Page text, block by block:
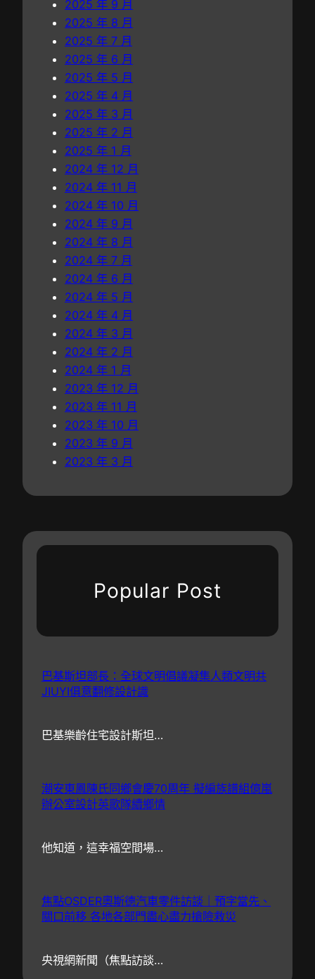
2025 年 9 月
2025 年 8 月
2025 年 7 月
2025 年 6 月
2025 年 5 月
2025 年 4 月
2025 年 3 月
2025 年 2 月
2025 年 1 月
2024 年 12 月
2024 年 11 月
2024 年 10 月
2024 年 9 月
2024 年 8 月
2024 年 7 月
2024 年 6 月
2024 年 5 月
2024 年 4 月
2024 年 3 月
2024 年 2 月
2024 年 1 月
2023 年 12 月
2023 年 11 月
2023 年 10 月
2023 年 9 月
2023 年 3 月
Popular Post
巴基斯坦部長：全球文明倡議凝集人類文明共
JIUYI俱意翻修設計識
巴基樂齡住宅設計斯坦…
潮安東鳳陳氏同鄉會慶70周年 擬編族譜組億嵐
辦公室設計英歌隊續鄉情
他知道，這幸福空間場…
焦點OSDER奧斯德汽車零件訪談｜預字當先、
關口前移 各地各部門盡心盡力搶險救災
央視網新聞（焦點訪談…